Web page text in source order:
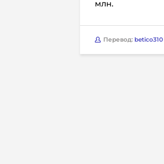
млн.
Перевод: betico310